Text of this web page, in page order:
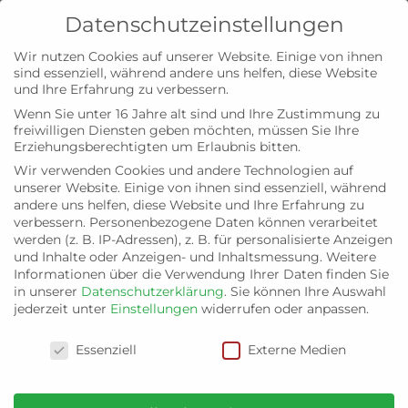
Erklärung zum
Datenschutz
Datenschutzerklärung
Inhaltsverzeichnis
Datenschutzeinstellungen
Wir nutzen Cookies auf unserer Website. Einige von ihnen
sind essenziell, während andere uns helfen, diese Website
und Ihre Erfahrung zu verbessern.
Wenn Sie unter 16 Jahre alt sind und Ihre Zustimmung zu
freiwilligen Diensten geben möchten, müssen Sie Ihre
Erziehungsberechtigten um Erlaubnis bitten.
Wir verwenden Cookies und andere Technologien auf
unserer Website. Einige von ihnen sind essenziell, während
andere uns helfen, diese Website und Ihre Erfahrung zu
verbessern. Personenbezogene Daten können verarbeitet
werden (z. B. IP-Adressen), z. B. für personalisierte Anzeigen
und Inhalte oder Anzeigen- und Inhaltsmessung. Weitere
Informationen über die Verwendung Ihrer Daten finden Sie
in unserer Datenschutzerklärung. Sie können Ihre Auswahl
jederzeit unter Einstellungen widerrufen oder anpassen.
Essenziell Externe Medien